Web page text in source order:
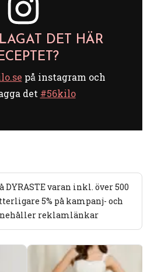
DET HÄR
på instagram och
det #56kilo
DYRASTE varan inkl. över 500
5% på kampanj- och
reklamlänkar